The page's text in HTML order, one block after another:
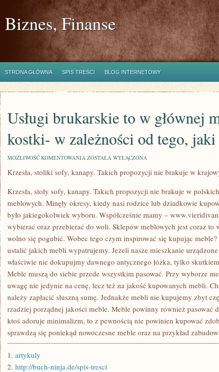
Biznes, Finanse
STRONA GŁÓWNA SPIS TREŚCI BLOG INTERNETOWY
Usługi brukarskie to w głównej
kostki- w zależności od tego,
MOŻLIWOŚĆ KOMENTOWANIA USŁUGI
TO
W
MIERZE
POŁOŻENIE
KOSTKI-
W
ZALEŻNOŚCI
OD
TEGO,
TO
TYP
ZOSTAŁA WYŁĄCZONA
Krzesła, stoliki sofy, kanapy. Takich propozycji nie brakuje w
Krzesła, stoły sofy, kanapy. Takich propozycji nie brakuje w
meblowych. Minęły okresy, kiedy nasi rodzice lub dziadkowie
było jakiegokolwiek wyboru. Współcześnie mamy –
wybierać oraz przebierać do woli. Sklepów meblowych jest coraz to
wolno się pogubić. Wobec tego czym inspirować się kupując
ustalić jakich mebli wypatrujemy. Jeżeli nasze mieszkanie
właściwie nie dokupujmy dawnego antycznego łóżka, tylko
Meble muszą do siebie przede wszystkim pasować. Przy wyborze
uwagę nie jedynie na cenę, lecz też na jakość kupowanych mebli.
należy zapłacić słuszną sumę. Jednakże mebli nie kupujemy zbyt
rzadziej porządnej jakości meble. Meble powinny również pasować
ktoś adoruje minimalizm, to z pewnością nie powinien kupować
sprawdzą się poniekąd nowoczesne meble oraz na przykład
1. artykuly
2. http://buch-ninja.de/spis-tresci